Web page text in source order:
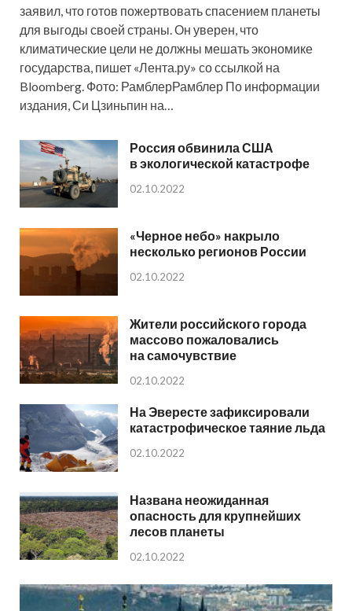
заявил, что готов пожертвовать спасением планеты
для выгоды своей страны. Он уверен, что
климатические цели не должны мешать экономике
государства, пишет «Лента.ру» со ссылкой на
Bloomberg. Фото: РамблерРамблер По информации
издания, Си Цзиньпин на…
Россия обвинила США
в экологической катастрофе
02.10.2022
«Черное небо» накрыло
несколько регионов России
02.10.2022
Жители российского города
массово пожаловались
на самочувствие
02.10.2022
На Эвересте зафиксировали
катастрофическое таяние льда
02.10.2022
Названа неожиданная
опасность для крупнейших
лесов планеты
02.10.2022